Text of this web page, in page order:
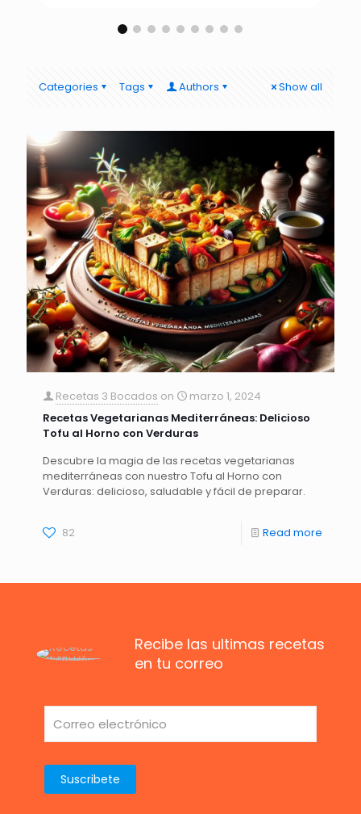
Categories Tags Authors Show all
Recetas 3 Bocados on
marzo 1, 2024
Recetas Vegetarianas Mediterráneas: Delicioso
Tofu al Horno con Verduras
Descubre la magia de las recetas vegetarianas
mediterráneas con nuestro Tofu al Horno con
Verduras: delicioso, saludable y fácil de preparar.
82 Read more
Recibe las ultimas recetas
en tu correo